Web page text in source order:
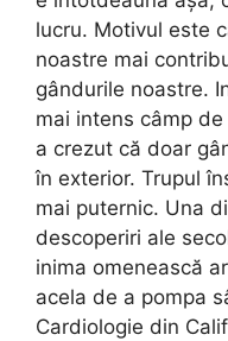
lucru. Motivul este
noastre mai
gândurile noastre.
mai intens câmp
a crezut că doar
în exterior. Trupul
mai puternic. Una
descoperiri ale
inima omenească
acela de a pompa
Cardiologie din